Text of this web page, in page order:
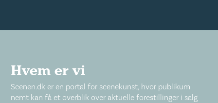
Hvem er vi
Scenen.dk er en portal for scenekunst, hvor publikum
nemt kan få et overblik over aktuelle forestillinger i salg